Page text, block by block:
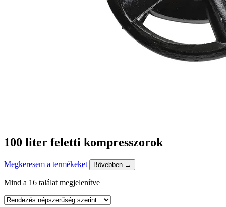
100 liter feletti kompresszorok
Megkeresem a termékeket Bővebben →
Mind a 16 találat megjelenítve